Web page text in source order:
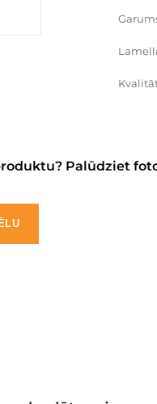
Palūdziet